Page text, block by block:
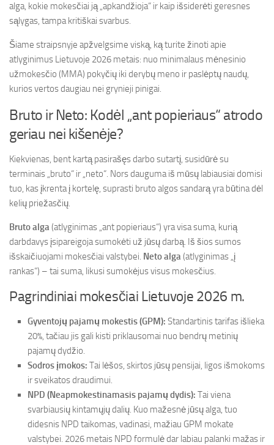
alga, kokie mokesčiai ją „apkandžioja“ ir kaip išsiderėti geresnes
sąlygas, tampa kritiškai svarbus.
Šiame straipsnyje apžvelgsime viską, ką turite žinoti apie
atlyginimus Lietuvoje 2026 metais: nuo minimalaus mėnesinio
užmokesčio (MMA) pokyčių iki derybų meno ir paslėptų naudų,
kurios vertos daugiau nei grynieji pinigai.
Bruto ir Neto: Kodėl „ant popieriaus“ atrodo
geriau nei kišenėje?
Kiekvienas, bent kartą pasirašęs darbo sutartį, susidūrė su
terminais „bruto“ ir „neto“. Nors dauguma iš mūsų labiausiai domisi
tuo, kas įkrenta į kortelę, suprasti bruto algos sandarą yra būtina dėl
kelių priežasčių.
Bruto alga(atlyginimas „ant popieriaus“) yra visa suma, kurią
darbdavys įsipareigoja sumokėti už jūsų darbą. Iš šios sumos
išskaičiuojami mokesčiai valstybei. Neto alga(atlyginimas „į
rankas“) – tai suma, likusi sumokėjus visus mokesčius.
Pagrindiniai mokesčiai Lietuvoje 2026 m.
Gyventojų pajamų mokestis (GPM): Standartinis tarifas išlieka
20%, tačiau jis gali kisti priklausomai nuo bendrų metinių
pajamų dydžio.
Sodros įmokos: Tai lėšos, skirtos jūsų pensijai, ligos išmokoms
ir sveikatos draudimui.
NPD (Neapmokestinamasis pajamų dydis): Tai viena
svarbiausių kintamųjų dalių. Kuo mažesnė jūsų alga, tuo
didesnis NPD taikomas, vadinasi, mažiau GPM mokate
valstybei. 2026 metais NPD formulė dar labiau palanki mažas ir